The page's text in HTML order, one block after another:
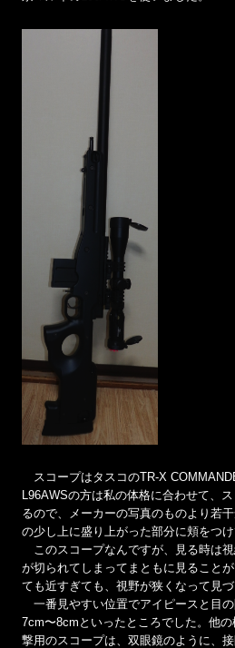
スコープはタスコのTR-X
L96AWSの方は私の体格に合わせて、
るので、メーカーの写真のものより若
の少し上に盛り上がった部分に頬をつ
このスコープなんですが、見る時は
が切られてしまってまともに見ること
ても近すぎても、視野が狭くなって見
一番見やすい位置でアイピースと目
7cm〜8cmといったところでした。他
撃用のスコープは、双眼鏡のように、